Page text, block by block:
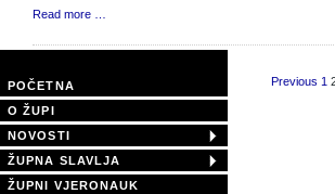
Read more …
Previous 1
POČETNA
O ŽUPI
NOVOSTI
ŽUPNA SLAVLJA
ŽUPNI VJERONAUK